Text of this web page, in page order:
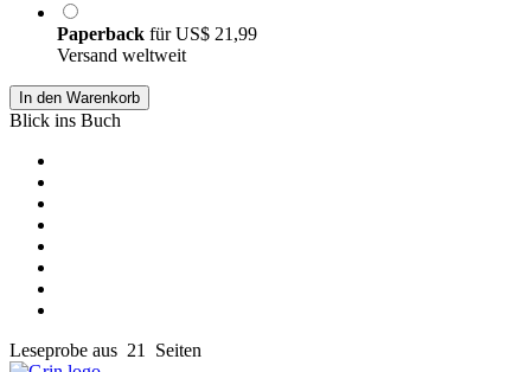
Paperback fürUS$ 21,99
Versand weltweit
In den Warenkorb
Blick ins Buch
Leseprobe aus 21 Seiten